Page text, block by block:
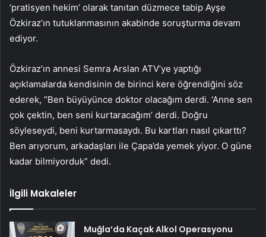
‘pratisyen hekim’ olarak tanıtan düzmece tabip Ayşe
Özkiraz’ın tutuklanmasının akabinde soruşturma devam
ediyor.
Özkiraz’ın annesi Semra Arslan ATV’ye yaptığı
açıklamalarda kendisinin de birinci kere öğrendiğini söz
ederek, “Ben büyüyünce doktor olacağım derdi. ‘Anne sen
çok çektin, ben seni kurtaracağım’ derdi. Doğru
söyleseydi, beni kurtarmasaydı. Bu kartları nasıl çıkarttı?
Ben arıyorum, arkadaşları ile Çapa’da yemek yiyor. O güne
kadar bilmiyorduk” dedi.
İlgili Makaleler
Muğla’da Kaçak Alkol Operasyonu